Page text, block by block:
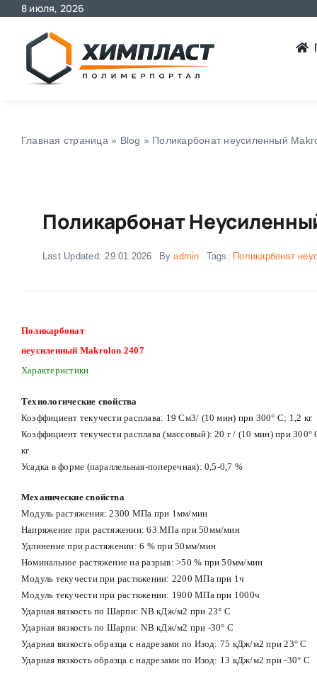
Skip
content
8 июля, 2026
Главная страница » Blog » Поликарбонат неусиленный
Поликарбонат
Last Updated: 29.01.2026 Byadmin Tags: Поликарбонат
Поликарбонат
неусиленный Makrolon 2407
Характеристики
Технологические свойства
Коэффициент текучести расплава: 19 См3/ (10 мин) при 300° С; 1,2 кг
Коэффициент текучести расплава (массовый): 20 г / (10 мин) при 300°
кг
Усадка в форме (параллельная-поперечная): 0,5-0,7 %
Механические свойства
Модуль растяжения: 2300 МПа при 1мм/мин
Напряжение при растяжении: 63 МПа при 50мм/мин
Удлинение при растяжении: 6 % при 50мм/мин
Номинальное растяжение на разрыв: >50 % при 50мм/мин
Модуль текучести при растяжении: 2200 МПа при 1ч
Модуль текучести при растяжении: 1900 МПа при 1000ч
Ударная вязкость по Шарпи: NB кДж/м2 при 23° С
Ударная вязкость по Шарпи: NB кДж/м2 при -30° С
Ударная вязкость образца с надрезами по Изод: 75 кДж/м2 при 23° С
Ударная вязкость образца с надрезами по Изод: 13 кДж/м2 при -30° С